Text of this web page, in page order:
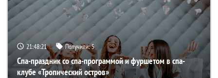
21:48:19 Получили:5
Спа-праздник со спа-программой и фуршетом в спа-
клубе «Тропический остров»